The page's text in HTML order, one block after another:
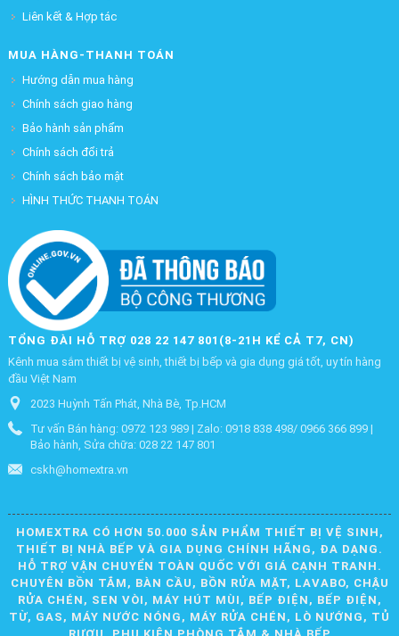
Liên kết & Hợp tác
MUA HÀNG-THANH TOÁN
Hướng dẫn mua hàng
Chính sách giao hàng
Bảo hành sản phẩm
Chính sách đổi trả
Chính sách bảo mật
HÌNH THỨC THANH TOÁN
TỔNG ĐÀI HỖ TRỢ 028 22 147 801(8-21H KỂ CẢ T7, CN)
Kênh mua sắm thiết bị vệ sinh, thiết bị bếp và gia dụng giá tốt, uy tín hàng
đầu Việt Nam
2023 Huỳnh Tấn Phát, Nhà Bè, Tp.HCM
Tư vấn Bán hàng: 0972 123 989 | Zalo: 0918 838 498/ 0966 366 899 |
Bảo hành, Sửa chữa: 028 22 147 801
cskh@homextra.vn
HOMEXTRA CÓ HƠN 50.000 SẢN PHẨM THIẾT BỊ VỆ SINH,
THIẾT BỊ NHÀ BẾP VÀ GIA DỤNG CHÍNH HÃNG, ĐA DẠNG.
HỖ TRỢ VẬN CHUYỂN TOÀN QUỐC VỚI GIÁ CẠNH TRANH.
CHUYÊN BỒN TẮM, BÀN CẦU, BỒN RỬA MẶT, LAVABO, CHẬU
RỬA CHÉN, SEN VÒI, MÁY HÚT MÙI, BẾP ĐIỆN, BẾP ĐIỆN,
TỪ, GAS, MÁY NƯỚC NÓNG, MÁY RỬA CHÉN, LÒ NƯỚNG, TỦ